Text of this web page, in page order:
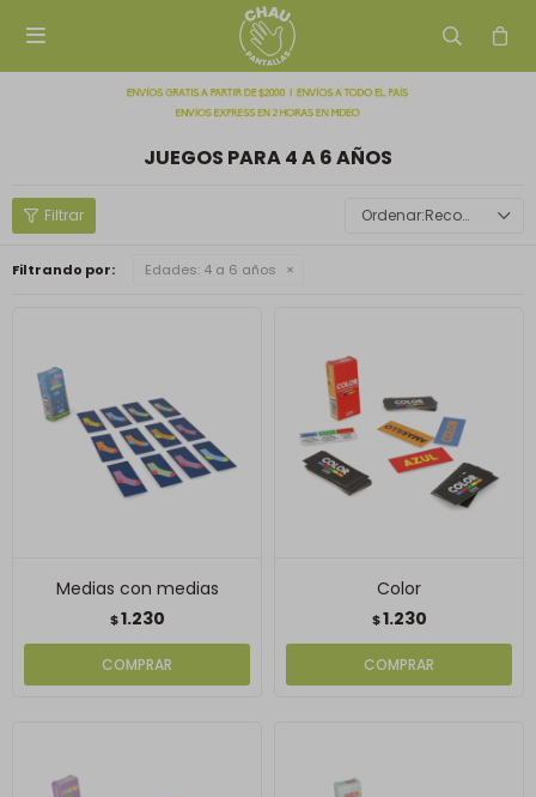

JUEGOS PARA 4 A 6 AÑOS
Recomendados
Filtrando por: Edades: 4 a 6 años
Medias con medias
$1.230
Color
$1.230